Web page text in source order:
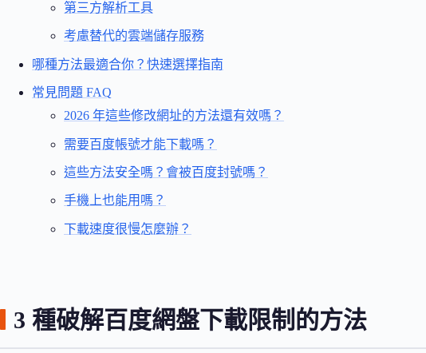
第三方解析工具
考慮替代的雲端儲存服務
哪種方法最適合你？快速選擇指南
常見問題 FAQ
2026 年這些修改網址的方法還有效嗎？
需要百度帳號才能下載嗎？
這些方法安全嗎？會被百度封號嗎？
手機上也能用嗎？
下載速度很慢怎麼辦？
3 種破解百度網盤下載限制的方法